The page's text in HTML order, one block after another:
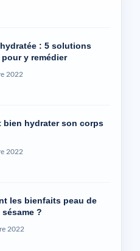
: 5 solutions
y remédier
2022
bien hydrater son corps
2022
les bienfaits peau de
sésame ?
2022